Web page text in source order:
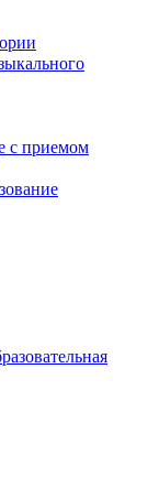
с приемом